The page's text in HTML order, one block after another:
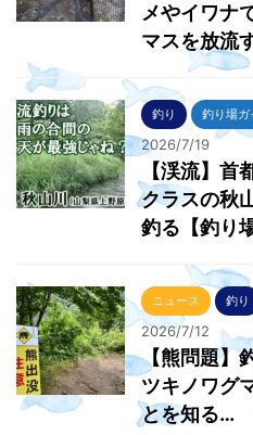
メやイワナ
マスを放流
釣り 釣り場ガ
2026/7/19
【渓流】首
クラスの秋
釣る【釣り
ニュース 釣り
2026/7/12
【熊問題】
ツキノワグ
とを知る…